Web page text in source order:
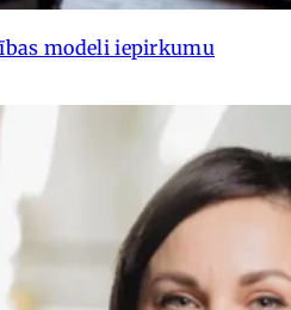
modeli iepirkumu